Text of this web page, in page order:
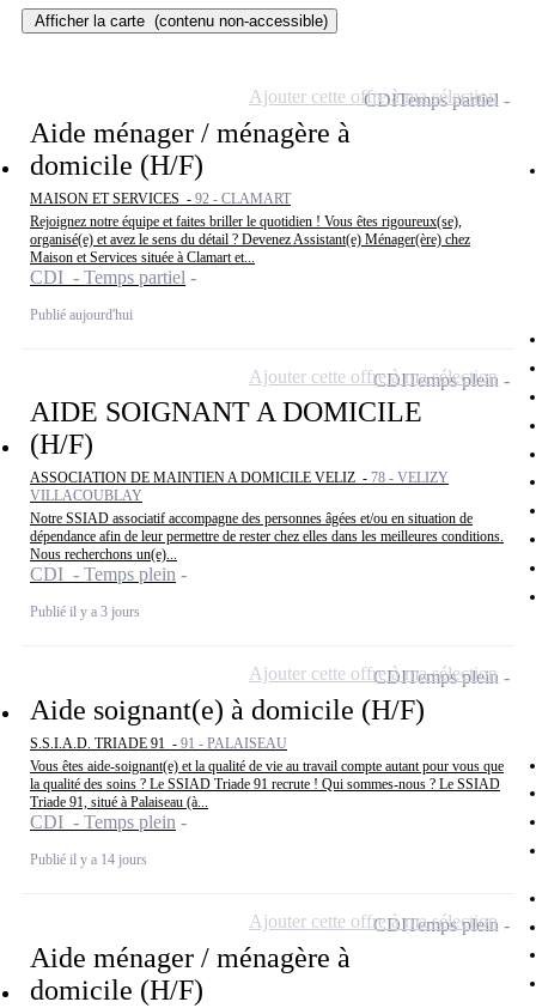
Afficher la carte (contenu non-accessible)
Aide ménager / ménagère à
domicile (H/F)
MAISON ET SERVICES - 92 - CLAMART
Rejoignez notre équipe et faites briller le quotidien ! Vous êtes rigoureux(se),
organisé(e) et avez le sens du détail ? Devenez Assistant(e) Ménager(ère) chez
Maison et Services située à Clamart et...
CDI - Temps partiel
Publié aujourd'hui
CDITemps partiel
Ajouter cette offre à ma sélection
AIDE SOIGNANT A DOMICILE
(H/F)
ASSOCIATION DE MAINTIEN A DOMICILE VELIZ - 78 - VELIZY
VILLACOUBLAY
Notre SSIAD associatif accompagne des personnes âgées et/ou en situation de
dépendance afin de leur permettre de rester chez elles dans les meilleures conditions.
Nous recherchons un(e)...
CDI - Temps plein
Publié il y a 3 jours
CDITemps plein
Ajouter cette offre à ma sélection
Aide soignant(e) à domicile (H/F)
S.S.I.A.D. TRIADE 91 - 91 - PALAISEAU
Vous êtes aide-soignant(e) et la qualité de vie au travail compte autant pour vous que
la qualité des soins ? Le SSIAD Triade 91 recrute ! Qui sommes-nous ? Le SSIAD
Triade 91, situé à Palaiseau (à...
CDI - Temps plein
Publié il y a 14 jours
CDITemps plein
Ajouter cette offre à ma sélection
Aide ménager / ménagère à
domicile (H/F)
CDITemps plein
Ajouter cette offre à ma sélection